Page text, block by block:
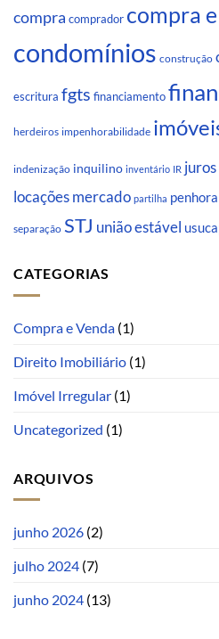
compra comprador compra
condomínios construção
escritura fgts financiamento
herdeiros impenhorabilidade
indenização inquilino inventário IR juros
locações mercado partilha penhora
separação STJ união estável
CATEGORIAS
Compra e Venda (1)
Direito Imobiliário (1)
Imóvel Irregular (1)
Uncategorized (1)
ARQUIVOS
junho 2026 (2)
julho 2024 (7)
junho 2024 (13)